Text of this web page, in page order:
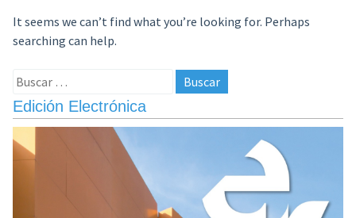
It seems we can’t find what you’re looking for. Perhaps
searching can help.
Buscar:
Edición Electrónica